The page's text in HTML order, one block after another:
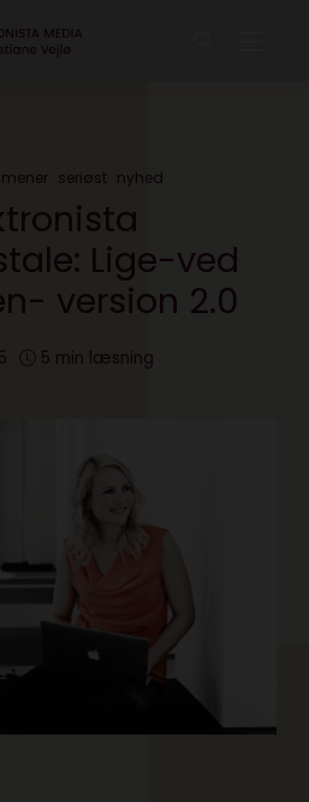
seriøst nyhed
Lige-ved
version 2.0
5 min læsning